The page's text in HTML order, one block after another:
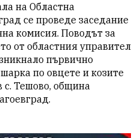
на Областна
се проведе заседание
комисия. Поводът за
от областния управител
първично
по овцете и козите
с. Тешово, община